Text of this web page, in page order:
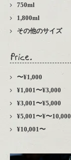
750ml
1,800ml
その他のサイズ
〜¥1,000
¥1,001〜¥3,000
¥3,001〜¥5,000
¥5,001〜¥〜10,000
¥10,001〜